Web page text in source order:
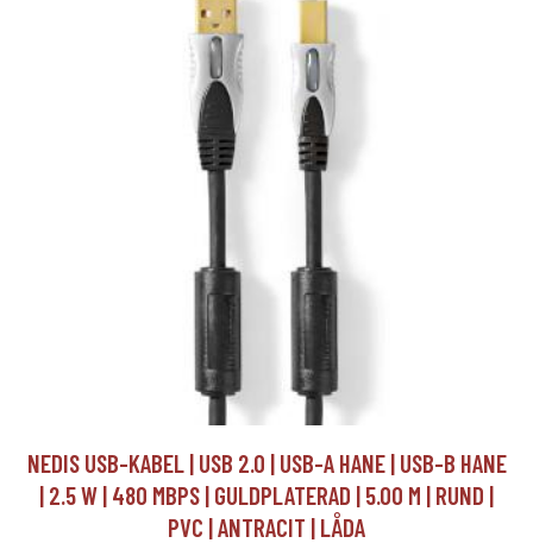
NEDIS USB-KABEL | USB 2.0 | USB-A HANE | USB-B HANE
| 2.5 W | 480 MBPS | GULDPLATERAD | 5.00 M | RUND |
PVC | ANTRACIT | LÅDA